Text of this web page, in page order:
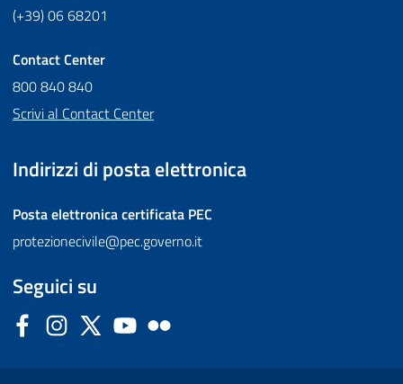
(+39) 06 68201
Contact Center
800 840 840
Scrivi al Contact Center
Indirizzi di posta elettronica
Posta elettronica certificata PEC
protezionecivile@pec.governo.it
Seguici su
FacebookInstagram
Twitter YouTube